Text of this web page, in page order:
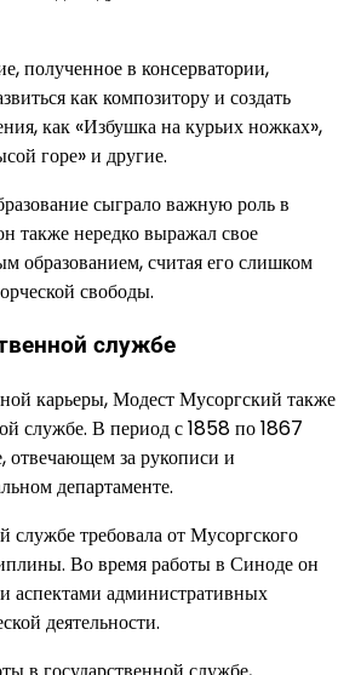
полученное в консерватории,
как композитору и создать
как «Избушка на курьих ножках»,
горе» и другие.
сыграло важную роль в
также нередко выражал свое
образованием, считая его слишком
свободы.
службе
карьеры, Модест Мусоргский также
службе. В период с 1858 по 1867
отвечающем за рукописи и
департаменте.
службе требовала от Мусоргского
Во время работы в Синоде он
аспектами административных
деятельности.